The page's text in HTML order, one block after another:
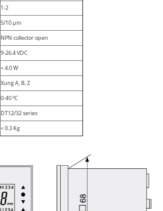
1-2
5/10 µm
NPN collector open
9-26.4 VDC
< 4.0 W
Xung A, B, Z
0-40 ºC
DT12/32 series
< 0.3 Kg